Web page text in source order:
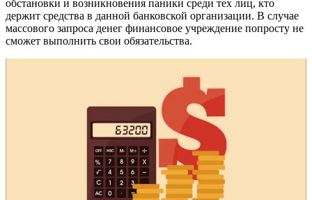
обстановки и возникновения паники среди тех лиц, кто
держит средства в данной банковской организации. В случае
массового запроса денег финансовое учреждение попросту не
сможет выполнить свои обязательства.